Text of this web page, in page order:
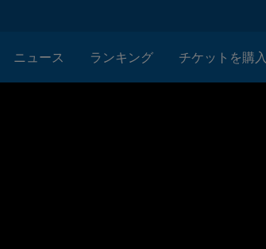
ニュース ランキング チケットを購入